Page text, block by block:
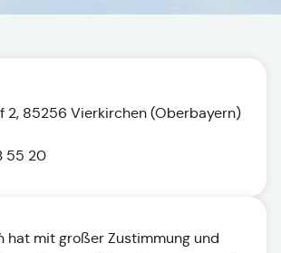
2, 85256 Vierkirchen (Oberbayern)
55 20
hat mit großer Zustimmung und